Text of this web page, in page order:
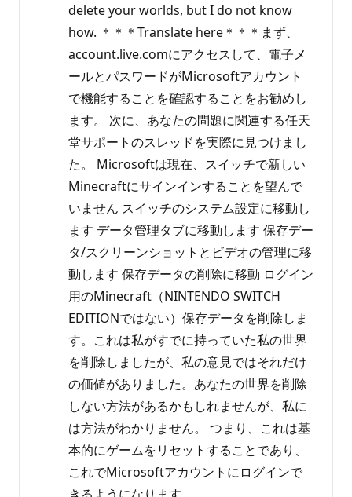
delete your worlds, but I do not know
how. ＊＊＊Translate here＊＊＊まず、
account.live.comにアクセスして、電子メ
ールとパスワードがMicrosoftアカウント
で機能することを確認することをお勧めし
ます。 次に、あなたの問題に関連する任天
堂サポートのスレッドを実際に見つけまし
た。 Microsoftは現在、スイッチで新しい
Minecraftにサインインすることを望んで
いません スイッチのシステム設定に移動し
ます データ管理タブに移動します 保存デー
タ/スクリーンショットとビデオの管理に移
動します 保存データの削除に移動 ログイン
用のMinecraft（NINTENDO SWITCH
EDITIONではない）保存データを削除しま
す。これは私がすでに持っていた私の世界
を削除しましたが、私の意見ではそれだけ
の価値がありました。あなたの世界を削除
しない方法があるかもしれませんが、私に
は方法がわかりません。 つまり、これは基
本的にゲームをリセットすることであり、
これでMicrosoftアカウントにログインで
きるようになります。